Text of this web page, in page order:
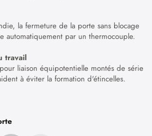
la fermeture de la porte sans blocage
automatiquement par un thermocouple.
travail
liaison équipotentielle montés de série
à éviter la formation d'étincelles.